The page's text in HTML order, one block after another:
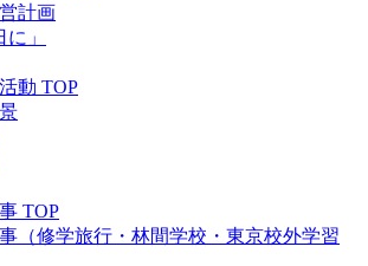
計画
」
動 TOP
TOP
（修学旅行・林間学校・東京校外学習